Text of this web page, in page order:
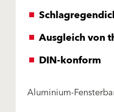
Ausgleich von
DIN-konform
Aluminium-